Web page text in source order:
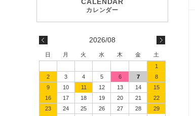
2026/08
日 月 火 水 木 金
土
1
2
3 4 5 6 7
8
9
10 11 12 13 14
15
16
17 18 19 20 21
22
23
24 25 26 27 28
29